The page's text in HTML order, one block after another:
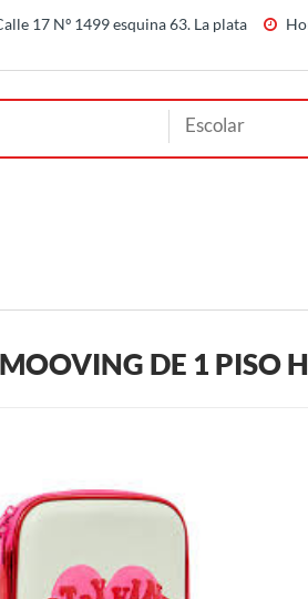
17 Nº 1499 esquina 63. La plata
DE 1 PISO